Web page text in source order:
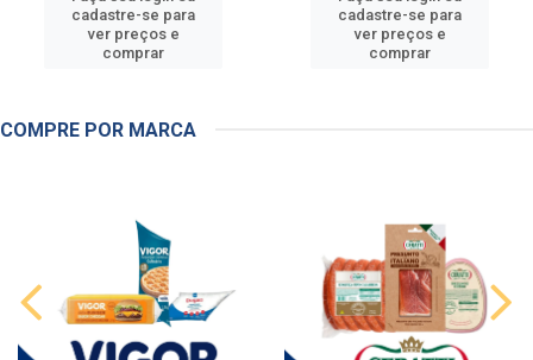
cadastre-se para
ver preços e
comprar
cadastre-se para
ver preços e
comprar
COMPRE POR MARCA